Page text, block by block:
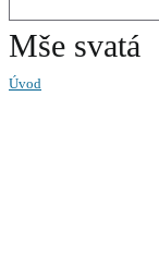
Mše svatá
Úvod